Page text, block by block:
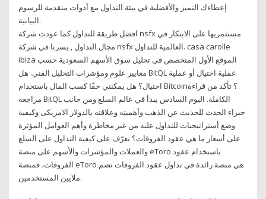
إعطاءك التميز والأفضلية في بيئة التداول مع أدوات متقدمة للرسوم
البيانية.
افضل طريقة للتداول كما عودت شركة nsfx مستثمريها على الابتكار في
مجال التداول , يسرنا في شركة nsfx العالمية للتداول. casa carolle
ibiza الموقع الأول المتخصص في تحليل سوق الأسهم السعودية حسب
معايير علوم ومؤشرات التحليل الفني. هل BitQL عملية احتيال أو عملية
احتيال؟ هل يمكنني حقًا كسب المال باستخدام Bitcoin؟ تأكد من قراءة
مراجعة BitQL الكاملة. اليوم السادس يبدأ في عالم السلع ومن جانب
خبراء الحدث للحديث عن الذهب وأهميته وعلاقته بالدولار الامريكى وكيفية
وضع أستراتيجيات للتداول عليه من غير مخاطرة وأهم العوامل المؤثرة
على أسعار ما هي عقود الفروقات؟ تعرّف على كيفية التداول على السلع
والعملات والمؤشرات والأسهم على منصة eToro باستخدام عقود
الفروقات، فمنصة eToro هي منصة رائدة في تداول عقود الفروقات تضم
ملايين المستخدمين.